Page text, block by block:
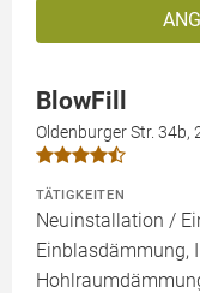
BlowFill
Oldenburger Str. 34b,
TÄTIGKEITEN
Neuinstallation /
Einblasdämmung,